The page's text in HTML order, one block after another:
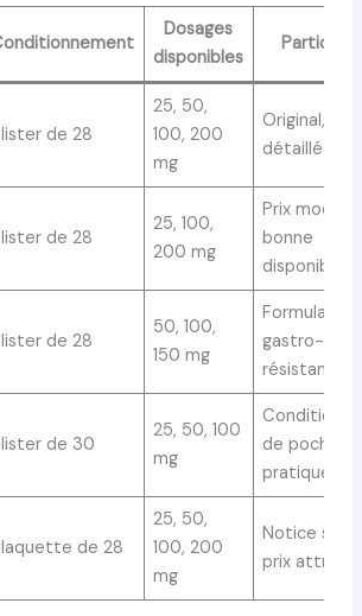
Dosages
disponibles
de 28
25, 50,
100, 200
mg
Original,
détaillée
de 28
25, 100,
200 mg
Prix
bonne
disponibilité
de 28
50, 100,
150 mg
Formulation
gastro-
résistante
de 30
25, 50, 100
mg
de poche
pratique
de 28
25, 50,
100, 200
mg
Notice
prix